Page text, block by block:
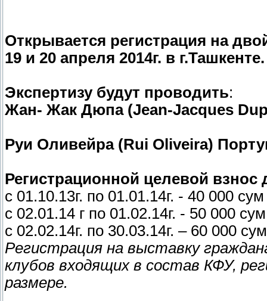
Открывается регистрация на
19 и 20 апреля 2014г. в г.Ташкенте.
Экспертизу будут проводить:
Жан- Жак Дюпа (Jean-Jacques
Руи Оливейра (Rui Oliveira)
Регистрационной целевой взнос
с 01.10.13г. по 01.01.14г. - 40 000 сум
с 02.01.14 г по 01.02.14г. - 50 000 сум
с 02.02.14г. по 30.03.14г. – 60 000 сум
Регистрация на выставку
клубов входящих в состав КФУ,
размере.